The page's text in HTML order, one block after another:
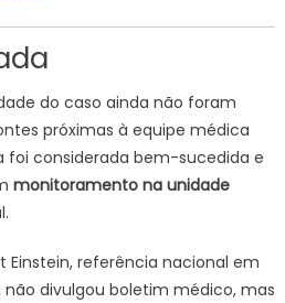
do caso ainda não foram
próximas à equipe médica
foi considerada bem-sucedida e
monitoramento na unidade
Einstein, referência nacional em
divulgou boletim médico, mas